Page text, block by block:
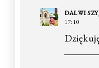
DALWI
17:10